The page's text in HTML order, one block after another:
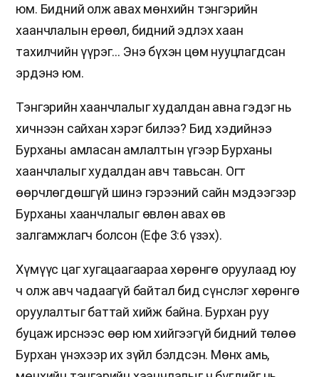
юм. Бидний олж авах мөнхийн тэнгэрийн
хаанчлалын ерөөл, бидний эдлэх хаан
тахилчийн үүрэг… Энэ бүхэн цөм нууцлагдсан
эрдэнэ юм.
Тэнгэрийн хаанчлалыг худалдан авна гэдэг нь
хичнээн сайхан хэрэг билээ? Бид хэдийнээ
Бурханы амласан амлалтын үгээр Бурханы
хаанчлалыг худалдан авч тавьсан. Огт
өөрчлөгдөшгүй шинэ гэрээний сайн мэдээгээр
Бурханы хаанчлалыг өвлөн авах өв
залгамжлагч болсон (Ефе 3:6 үзэх).
Хүмүүс цаг хугацаагаараа хөрөнгө оруулаад юу
ч олж авч чадаагүй байтал бид сүнслэг хөрөнгө
оруулалтыг баттай хийж байна. Бурхан руу
буцаж ирснээс өөр юм хийгээгүй бидний төлөө
Бурхан үнэхээр их зүйл бэлдсэн. Мөнх амь,